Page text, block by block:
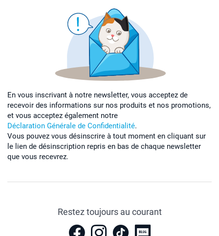
En vous inscrivant à notre newsletter, vous acceptez de
recevoir des informations sur nos produits et nos promotions,
et vous acceptez également notre
Déclaration Générale de Confidentialité.
Vous pouvez vous désinscrire à tout moment en cliquant sur
le lien de désinscription repris en bas de chaque newsletter
que vous recevrez.
Restez toujours au courant